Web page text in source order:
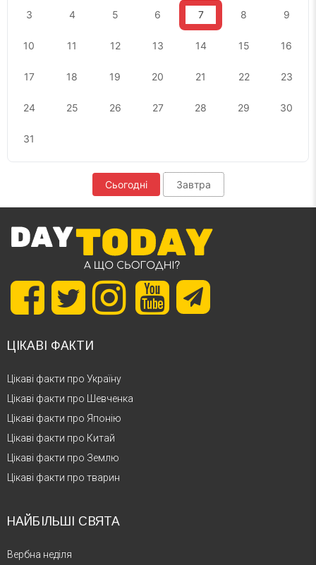
3 4 5 6 7 8 9
10 11 12 13 14 15 16
17 18 19 20 21 22 23
24 25 26 27 28 29 30
31
Сьогодні Завтра
ЦІКАВІ ФАКТИ
Цікаві факти про Україну
Цікаві факти про Шевченка
Цікаві факти про Японію
Цікаві факти про Китай
Цікаві факти про Землю
Цікаві факти про тварин
НАЙБІЛЬШІ СВЯТА
Вербна неділя